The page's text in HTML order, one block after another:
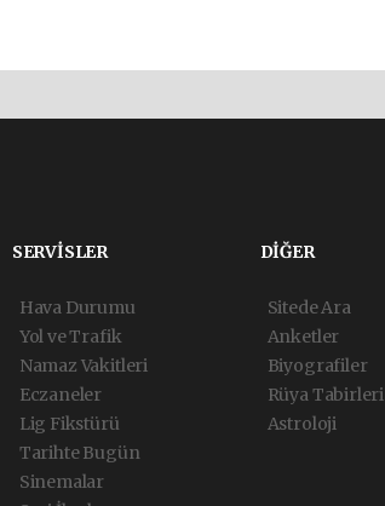
SERVİSLER
Hava Durumu
Yol ve Trafik
Namaz Vakitleri
Eczaneler
Lig Fikstürü
Tarihte Bugün
Sinemalar
DİĞER
Sitede Ara
Anketler
Biyografiler
Rüya Tabirleri
Astroloji